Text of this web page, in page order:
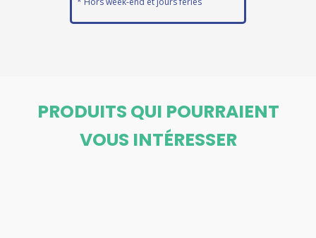
PRODUITS QUI POURRAIENT
VOUS INTÉRESSER